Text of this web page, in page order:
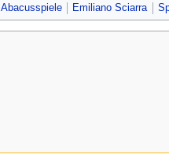
Abacusspiele Emiliano Sciarra